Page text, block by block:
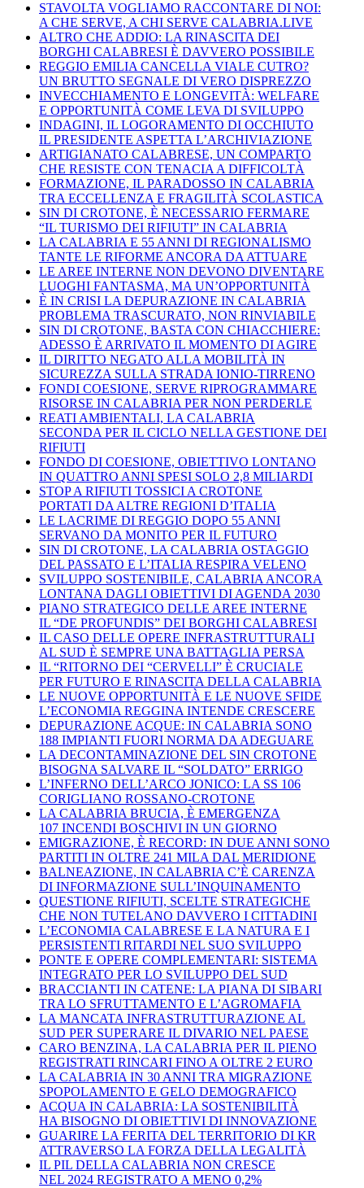
STAVOLTA VOGLIAMO RACCONTARE DI NOI:
A CHE SERVE, A CHI SERVE CALABRIA.LIVE
ALTRO CHE ADDIO: LA RINASCITA DEI
BORGHI CALABRESI È DAVVERO POSSIBILE
REGGIO EMILIA CANCELLA VIALE CUTRO?
UN BRUTTO SEGNALE DI VERO DISPREZZO
INVECCHIAMENTO E LONGEVITÀ: WELFARE
E OPPORTUNITÀ COME LEVA DI SVILUPPO
INDAGINI, IL LOGORAMENTO DI OCCHIUTO
IL PRESIDENTE ASPETTA L’ARCHIVIAZIONE
ARTIGIANATO CALABRESE, UN COMPARTO
CHE RESISTE CON TENACIA A DIFFICOLTÀ
FORMAZIONE, IL PARADOSSO IN CALABRIA
TRA ECCELLENZA E FRAGILITÀ SCOLASTICA
SIN DI CROTONE, È NECESSARIO FERMARE
“IL TURISMO DEI RIFIUTI” IN CALABRIA
LA CALABRIA E 55 ANNI DI REGIONALISMO
TANTE LE RIFORME ANCORA DA ATTUARE
LE AREE INTERNE NON DEVONO DIVENTARE
LUOGHI FANTASMA, MA UN’OPPORTUNITÀ
È IN CRISI LA DEPURAZIONE IN CALABRIA
PROBLEMA TRASCURATO, NON RINVIABILE
SIN DI CROTONE, BASTA CON CHIACCHIERE:
ADESSO È ARRIVATO IL MOMENTO DI AGIRE
IL DIRITTO NEGATO ALLA MOBILITÀ IN
SICUREZZA SULLA STRADA IONIO-TIRRENO
FONDI COESIONE, SERVE RIPROGRAMMARE
RISORSE IN CALABRIA PER NON PERDERLE
REATI AMBIENTALI, LA CALABRIA
SECONDA PER IL CICLO NELLA GESTIONE DEI
RIFIUTI
FONDO DI COESIONE, OBIETTIVO LONTANO
IN QUATTRO ANNI SPESI SOLO 2,8 MILIARDI
STOP A RIFIUTI TOSSICI A CROTONE
PORTATI DA ALTRE REGIONI D’ITALIA
LE LACRIME DI REGGIO DOPO 55 ANNI
SERVANO DA MONITO PER IL FUTURO
SIN DI CROTONE, LA CALABRIA OSTAGGIO
DEL PASSATO E L’ITALIA RESPIRA VELENO
SVILUPPO SOSTENIBILE, CALABRIA ANCORA
LONTANA DAGLI OBIETTIVI DI AGENDA 2030
PIANO STRATEGICO DELLE AREE INTERNE
IL “DE PROFUNDIS” DEI BORGHI CALABRESI
IL CASO DELLE OPERE INFRASTRUTTURALI
AL SUD È SEMPRE UNA BATTAGLIA PERSA
IL “RITORNO DEI “CERVELLI” È CRUCIALE
PER FUTURO E RINASCITA DELLA CALABRIA
LE NUOVE OPPORTUNITÀ E LE NUOVE SFIDE
L’ECONOMIA REGGINA INTENDE CRESCERE
DEPURAZIONE ACQUE: IN CALABRIA SONO
188 IMPIANTI FUORI NORMA DA ADEGUARE
LA DECONTAMINAZIONE DEL SIN CROTONE
BISOGNA SALVARE IL “SOLDATO” ERRIGO
L’INFERNO DELL’ARCO JONICO: LA SS 106
CORIGLIANO ROSSANO-CROTONE
LA CALABRIA BRUCIA, È EMERGENZA
107 INCENDI BOSCHIVI IN UN GIORNO
EMIGRAZIONE, È RECORD: IN DUE ANNI SONO
PARTITI IN OLTRE 241 MILA DAL MERIDIONE
BALNEAZIONE, IN CALABRIA C’È CARENZA
DI INFORMAZIONE SULL’INQUINAMENTO
QUESTIONE RIFIUTI, SCELTE STRATEGICHE
CHE NON TUTELANO DAVVERO I CITTADINI
L’ECONOMIA CALABRESE E LA NATURA E I
PERSISTENTI RITARDI NEL SUO SVILUPPO
PONTE E OPERE COMPLEMENTARI: SISTEMA
INTEGRATO PER LO SVILUPPO DEL SUD
BRACCIANTI IN CATENE: LA PIANA DI SIBARI
TRA LO SFRUTTAMENTO E L’AGROMAFIA
LA MANCATA INFRASTRUTTURAZIONE AL
SUD PER SUPERARE IL DIVARIO NEL PAESE
CARO BENZINA, LA CALABRIA PER IL PIENO
REGISTRATI RINCARI FINO A OLTRE 2 EURO
LA CALABRIA IN 30 ANNI TRA MIGRAZIONE
SPOPOLAMENTO E GELO DEMOGRAFICO
ACQUA IN CALABRIA: LA SOSTENIBILITÀ
HA BISOGNO DI OBIETTIVI DI INNOVAZIONE
GUARIRE LA FERITA DEL TERRITORIO DI KR
ATTRAVERSO LA FORZA DELLA LEGALITÀ
IL PIL DELLA CALABRIA NON CRESCE
NEL 2024 REGISTRATO A MENO 0,2%